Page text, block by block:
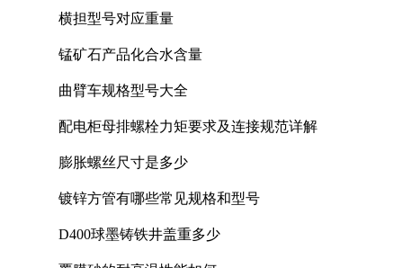
横担型号对应重量
锰矿石产品化合水含量
曲臂车规格型号大全
配电柜母排螺栓力矩要求及连接规范详解
膨胀螺丝尺寸是多少
镀锌方管有哪些常见规格和型号
D400球墨铸铁井盖重多少